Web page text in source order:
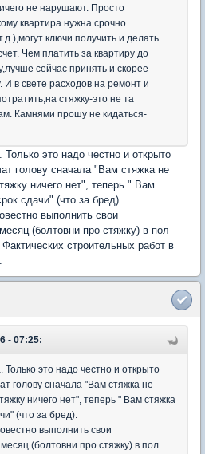
не нарушают. Просто
квартира нужна срочно
ключи получить и делать
Чем платить за квартиру до
сейчас принять и скорее
И в свете расходов на ремонт и
стяжку-это не та
Камнями прошу не кидаться-
это надо честно и открыто
голову сначала "Вам стяжка не
ничего нет", теперь " Вам
сдачи" (что за бред).
выполнить свои
(болтовни про стяжку) в пол
строительных работ в
- 07:25:
Только это надо честно и открыто
голову сначала "Вам стяжка не
ничего нет", теперь " Вам стяжка
(что за бред).
выполнить свои
(болтовни про стяжку) в пол